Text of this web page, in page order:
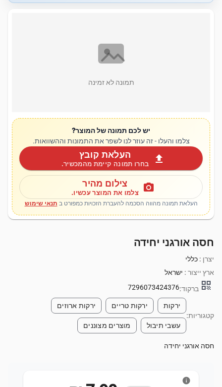
תמונה לא זמינה
יש לכם תמונה של המוצר?
צלמו והעלו - זה עוזר לנו לשפר את התמונות וההשוואות.
upload העלאת קובץ
בחרו תמונה קיימת מהמכשיר.
photo_camera צילום מהיר
צלמו את המוצר עכשיו.
העלאת תמונה מהווה הסכמה להעברת הזכויות כמפורט ב תנאי שימוש
חסה אורגני יחידה
יצרן : כללי
ארץ ייצור : ישראל
qr_code ברקוד:7296073424376
קטגוריות:
ירקות ירקות טריים ירקות ארוזים
עשבי תיבול מוצרים מצוננים
חסה אורגני יחידה
info